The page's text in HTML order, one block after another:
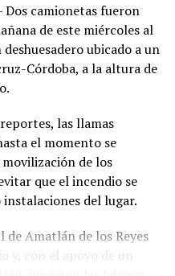
los primeros fallos
confirma la
por delitos
droga y el
Dos camionetas fueron
de este miércoles al
ubicado a un
Córdoba, a la altura de
las llamas
el momento se
de los
que el incendio se
del lugar.
Amatlán de los Reyes
y, con el apoyo de un